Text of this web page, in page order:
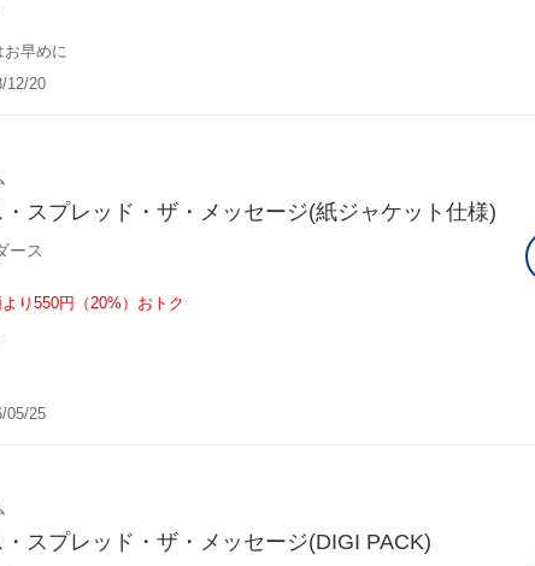
お早めに
12/20
スプレッド・ザ・メッセージ(紙ジャケット仕様)
ース
り550円（20%）おトク
05/25
スプレッド・ザ・メッセージ(DIGI PACK)